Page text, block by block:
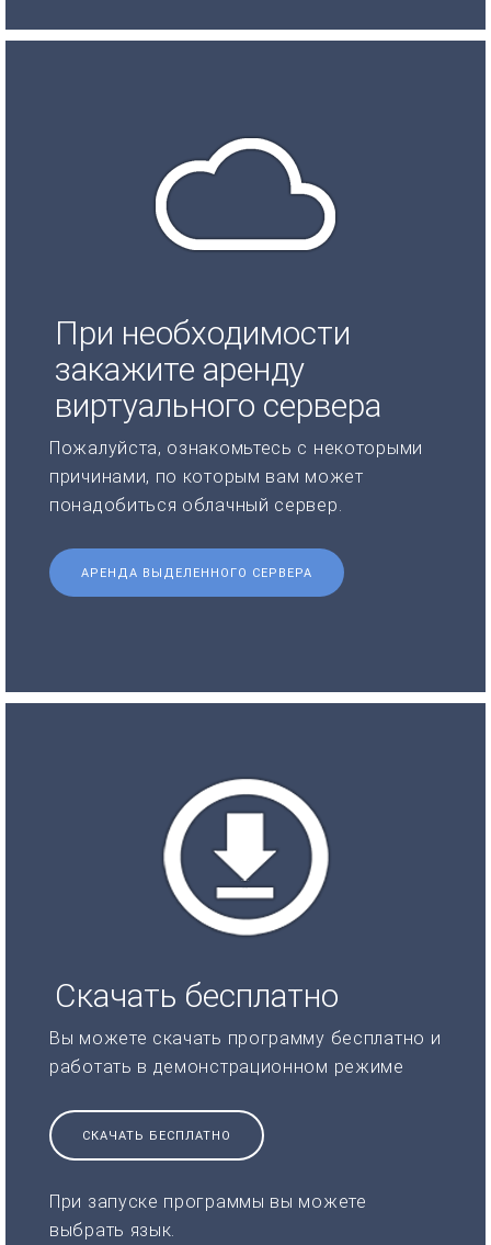
При необходимости
закажите аренду
виртуального сервера
Пожалуйста, ознакомьтесь с некоторыми
причинами, по которым вам может
понадобиться облачный сервер.
АРЕНДА ВЫДЕЛЕННОГО СЕРВЕРА
Скачать бесплатно
Вы можете скачать программу бесплатно и
работать в демонстрационном режиме
СКАЧАТЬ БЕСПЛАТНО
При запуске программы вы можете
выбрать язык.